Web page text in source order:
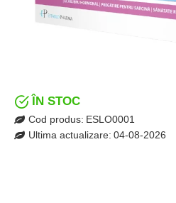
ÎN STOC
Cod produs: ESLO0001
Ultima actualizare: 04-08-2026